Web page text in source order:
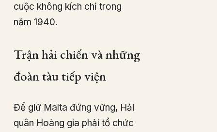
cuộc không kích chỉ trong
năm 1940.
Trận hải chiến và những
đoàn tàu tiếp viện
Để giữ Malta đứng vững, Hải
quân Hoàng gia phải tổ chức